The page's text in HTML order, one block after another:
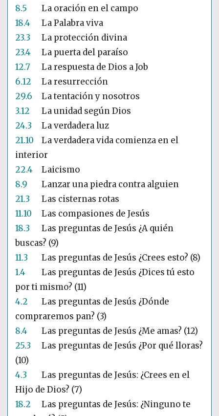
8.5
La oración en el campo
18.4
La Palabra viva
23.3
La protección divina
23.4
La puerta del paraíso
12.7
La respuesta de Dios a Job
6.12
La resurrección
29.6
La tentación y nosotros
3.12
La unidad según Dios
24.3
La verdadera luz
21.10
La verdadera vida comienza en el
interior
22.4
Laicismo
8.9
Lanzar una piedra contra alguien
21.3
Las cisternas rotas
11.10
Las compasiones de Jesús
18.3
Las preguntas de Jesús ¿A quién
buscas? (9)
11.3
Las preguntas de Jesús ¿Crees esto? (8)
1.4
Las preguntas de Jesús ¿Dices tú esto
por ti mismo? (11)
4.2
Las preguntas de Jesús ¿Dónde
compraremos pan? (3)
8.4
Las preguntas de Jesús ¿Me amas? (12)
25.3
Las preguntas de Jesús ¿Por qué lloras?
(10)
4.3
Las preguntas de Jesús: ¿Crees en el
Hijo de Dios? (7)
18.2
Las preguntas de Jesús: ¿Ninguno te